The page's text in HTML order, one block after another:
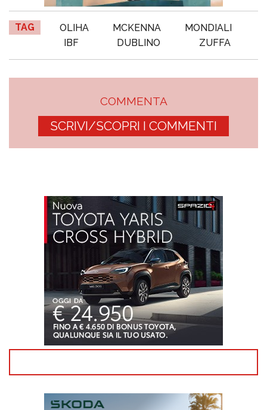
TAG OLIHA MCKENNA
MONDIALI
IBF
DUBLINO ZUFFA
COMMENTA
SCRIVI/SCOPRI I COMMENTI